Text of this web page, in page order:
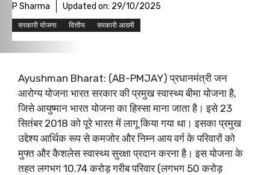
P Sharma Updated on: 29/10/2025
सरकारी योजना वित्तीय सरकारी आदमी
Ayushman Bharat: (AB-PMJAY) प्रधानमंत्री जन
आरोग्य योजना भारत सरकार की प्रमुख स्वास्थ्य बीमा योजना है,
जिसे आयुष्मान भारत योजना का हिस्सा माना जाता है। इसे 23
सितंबर 2018 को पूरे भारत में लागू किया गया था। इसका प्रमुख
उद्देश्य आर्थिक रूप से कमजोर और निम्न आय वर्ग के परिवारों को
मुफ्त और कैशलेस स्वास्थ्य सुरक्षा प्रदान करना है। इस योजना के
तहत लगभग 10.74 करोड़ गरीब परिवार (लगभग 50 करोड़